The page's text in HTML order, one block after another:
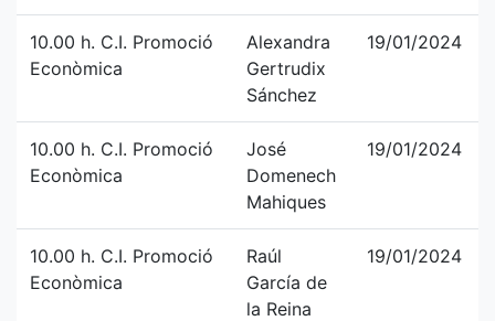
10.00 h. C.I. Promoció
Econòmica
Alexandra
Gertrudix
Sánchez
19/01/2024
10.00 h. C.I. Promoció
Econòmica
José
Domenech
Mahiques
19/01/2024
10.00 h. C.I. Promoció
Econòmica
Raúl
García de
la Reina
19/01/2024